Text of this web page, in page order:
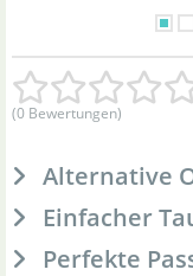
(0 Bewertungen)
Alternative
Einfacher
Perfekte